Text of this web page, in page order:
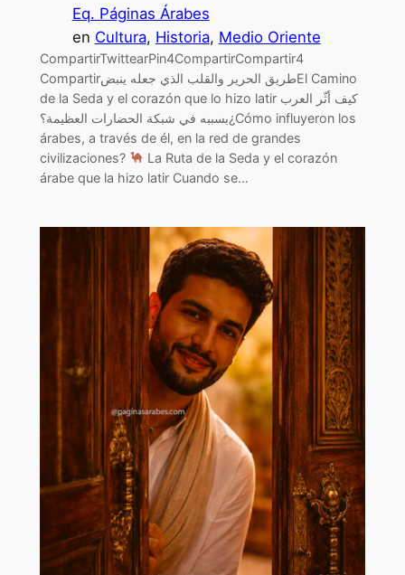
Eq. Páginas Árabes
en Cultura, Historia, Medio Oriente
CompartirTwittearPin4CompartirCompartir4
Compartirطريق الحرير والقلب الذي جعله ينبضEl Camino
de la Seda y el corazón que lo hizo latir كيف أثّر العرب
بسببه في شبكة الحضارات العظيمة؟¿Cómo influyeron los
árabes, a través de él, en la red de grandes
civilizaciones?
La Ruta de la Seda y el corazón
árabe que la hizo latir Cuando se…